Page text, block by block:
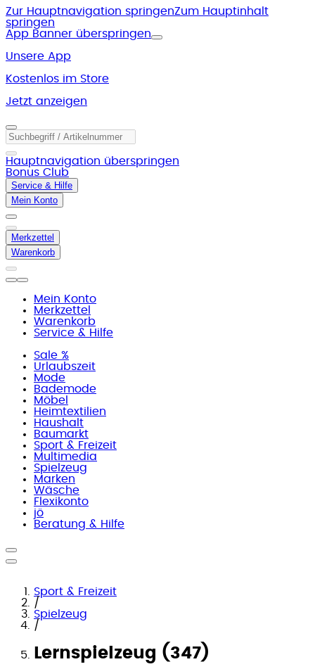
Zur Hauptnavigation springenZum Hauptinhalt
springen
App Banner überspringen
Unsere App
Kostenlos im Store
Jetzt anzeigen
Hauptnavigation überspringen
Bonus Club
Service & Hilfe
Mein Konto
Merkzettel
Warenkorb
Mein Konto
Merkzettel
Warenkorb
Service & Hilfe
Sale %
Urlaubszeit
Mode
Bademode
Möbel
Heimtextilien
Haushalt
Baumarkt
Sport & Freizeit
Multimedia
Spielzeug
Marken
Wäsche
Flexikonto
jö
Beratung & Hilfe
Sport & Freizeit
/
Spielzeug
/
Lernspielzeug (347)